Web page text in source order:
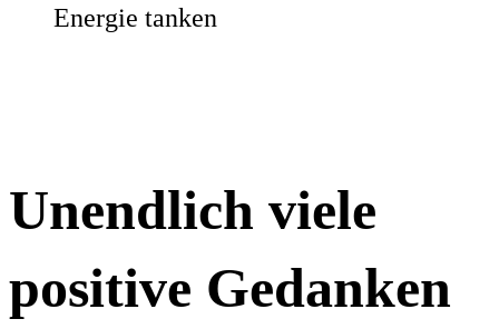
Energie tanken
Unendlich viele
positive Gedanken